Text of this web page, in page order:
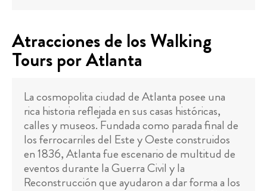
Atracciones de los Walking
Tours por Atlanta
La cosmopolita ciudad de Atlanta posee una
rica historia reflejada en sus casas históricas,
calles y museos. Fundada como parada final de
los ferrocarriles del Este y Oeste construidos
en 1836, Atlanta fue escenario de multitud de
eventos durante la Guerra Civil y la
Reconstrucción que ayudaron a dar forma a los